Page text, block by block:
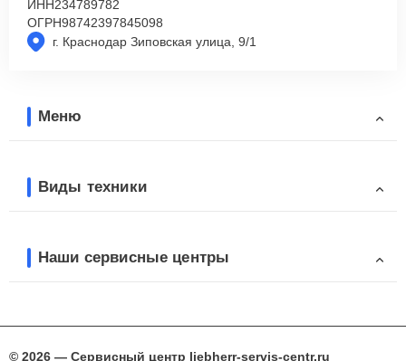
г. Краснодар Зиповская улица, 9/1
ИНН234789782
ОГРН98742397845098
Меню
Виды техники
Наши сервисные центры
© 2026 — Сервисный центр liebherr-servis-centr.ru